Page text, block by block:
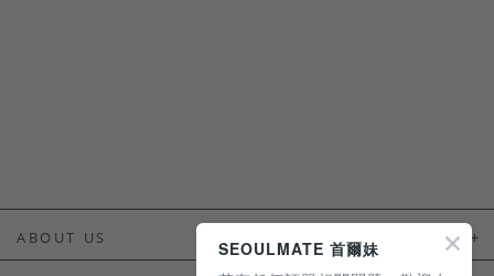
ABOUT US
SEOULMATE 首爾妹